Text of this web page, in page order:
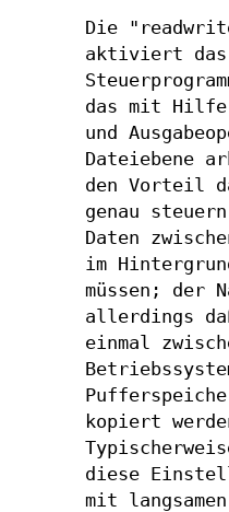
Die
aktiviert das
das mit Hilfe
und
Dateiebene
den Vorteil
genau
Daten
im
müssen; der
allerdings
einmal
kopiert
diese
mit